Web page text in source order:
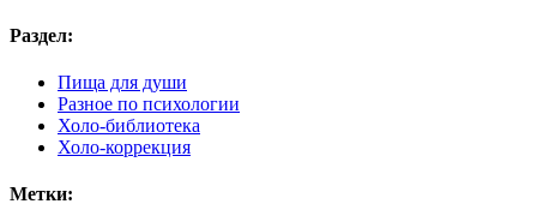
Раздел:
Пища для души
Разное по психологии
Холо-библиотека
Холо-коррекция
Метки: